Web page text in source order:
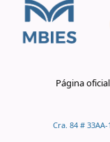
Página oficial
Cra. 84 #